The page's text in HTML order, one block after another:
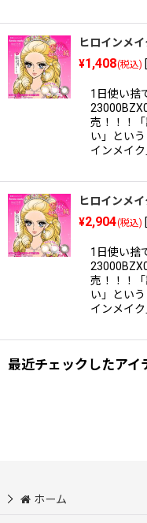
ヒロインメ
¥1,408(税込) [
1日使い捨
売！！！
い」とい
インメイ
ヒロインメ
¥2,904(税込) [
1日使い捨
売！！！
い」とい
インメイ
最近チェックしたアイ
ホーム